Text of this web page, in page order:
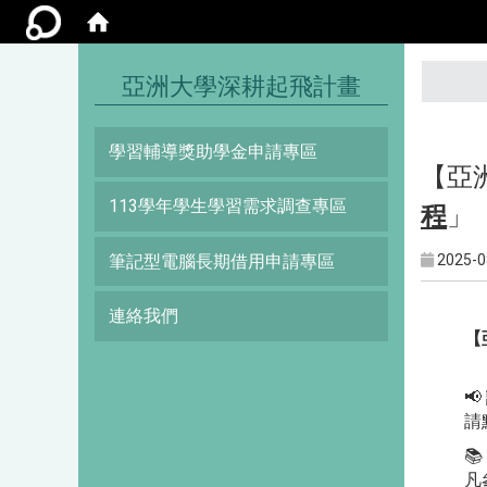
亞洲大學深耕起飛計畫
學習輔導獎助學金申請專區
113學年學生學習需求調查專區
筆記型電腦長期借用申請專區
連絡我們
【
程 」
2025-
📢
請
📚